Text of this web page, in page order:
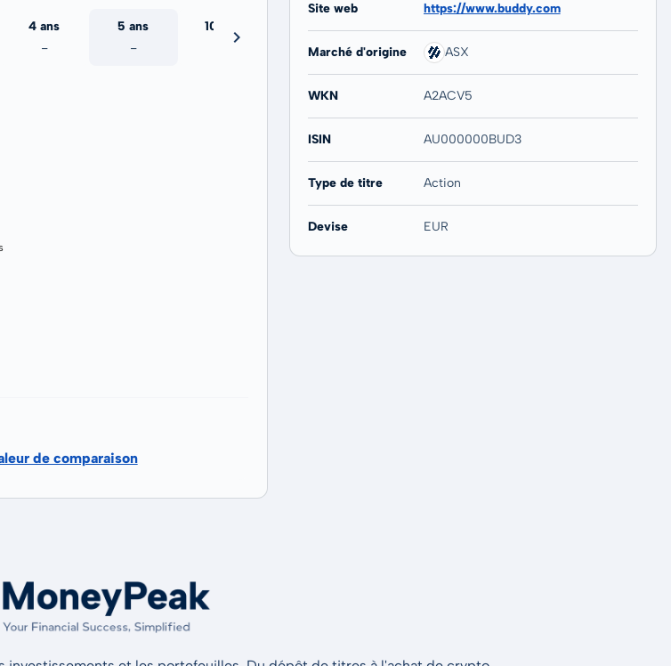
4 ans
-
5 ans
-
10 ans
- -
de comparaison
Site web https://www.buddy.com
Marché d'origine ASX
WKN A2ACV5
ISIN AU000000BUD3
Type de titre Action
Devise EUR